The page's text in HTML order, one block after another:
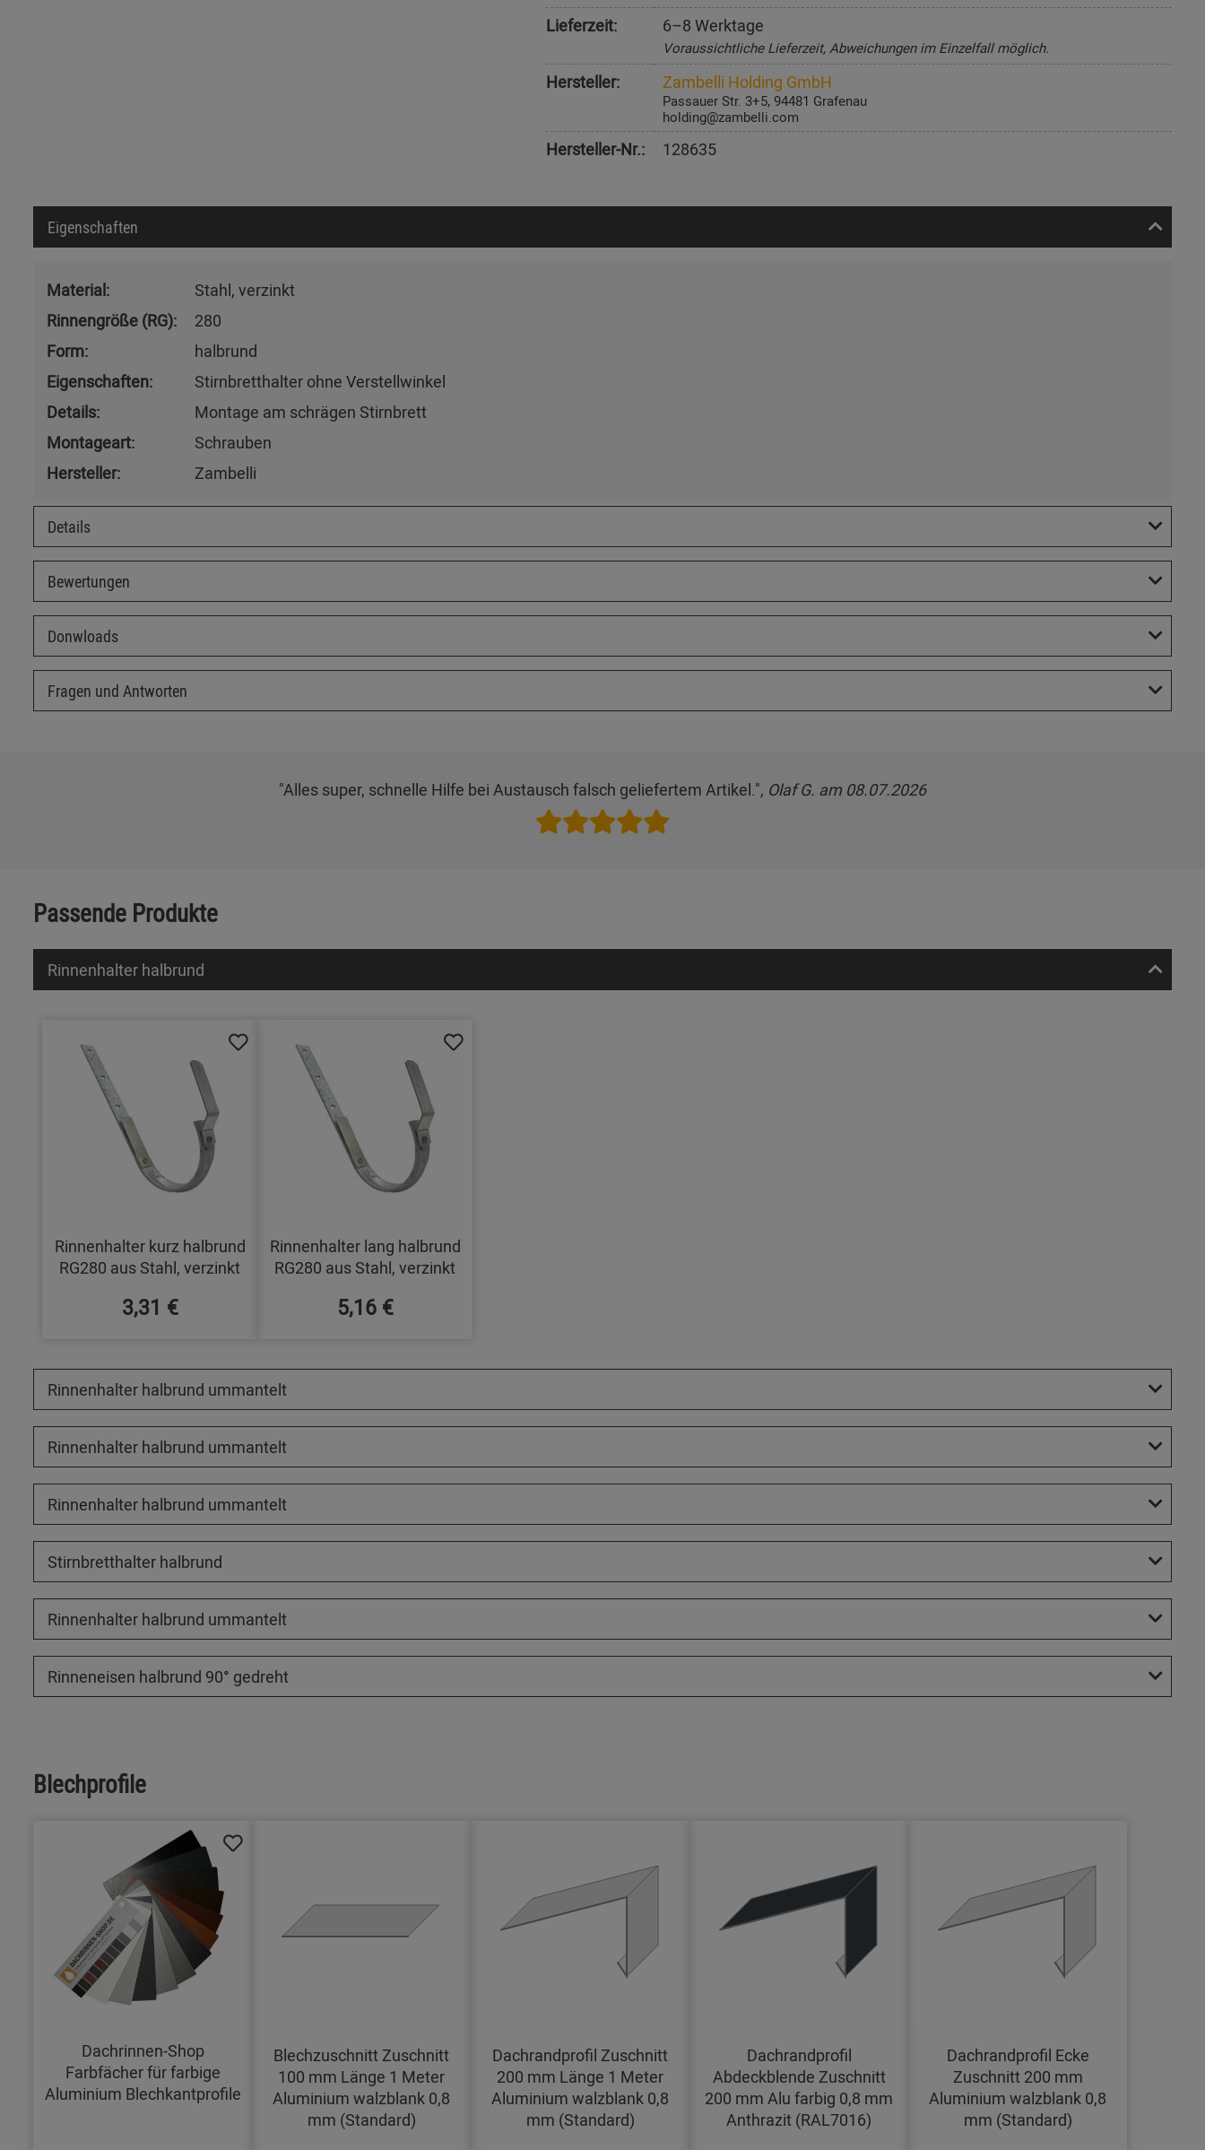
Lieferzeit:
6–8 Werktage
Voraussichtliche Lieferzeit, Abweichungen im Einzelfall möglich.
Hersteller: Zambelli Holding GmbH
Passauer Str. 3+5, 94481 Grafenau
holding@zambelli.com
Hersteller-Nr.: 128635
Eigenschaften
Material:
Stahl, verzinkt
Rinnengröße (RG):
280
Form:
halbrund
Eigenschaften:
Stirnbretthalter ohne Verstellwinkel
Details:
Montage am schrägen Stirnbrett
Montageart:
Schrauben
Hersteller:
Zambelli
Details
Bewertungen
Donwloads
Fragen und Antworten
"Alles super, schnelle Hilfe bei Austausch falsch geliefertem Artikel.", Olaf G. am 08.07.2026
Passende Produkte
Rinnenhalter halbrund
Rinnenhalter kurz halbrund
RG280 aus Stahl, verzinkt
3,31 €
Rinnenhalter lang halbrund
RG280 aus Stahl, verzinkt
5,16 €
Rinnenhalter halbrund ummantelt
Rinnenhalter halbrund ummantelt
Rinnenhalter halbrund ummantelt
Stirnbretthalter halbrund
Rinnenhalter halbrund ummantelt
Rinneneisen halbrund 90° gedreht
Blechprofile
Dachrinnen-Shop
Farbfächer für farbige
Aluminium Blechkantprofile
Blechzuschnitt Zuschnitt
100 mm Länge 1 Meter
Aluminium walzblank 0,8
mm (Standard)
Dachrandprofil Zuschnitt
200 mm Länge 1 Meter
Aluminium walzblank 0,8
mm (Standard)
Dachrandprofil
Abdeckblende Zuschnitt
200 mm Alu farbig 0,8 mm
Anthrazit (RAL7016)
Dachrandprofil Ecke
Zuschnitt 200 mm
Aluminium walzblank 0,8
mm (Standard)